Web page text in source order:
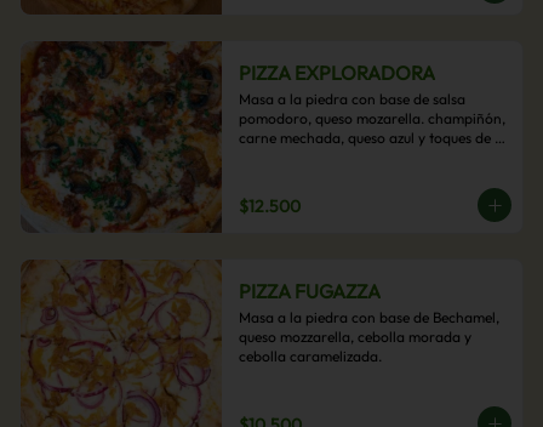
PIZZA EXPLORADORA
Masa a la piedra con base de salsa
pomodoro, queso mozarella. champiñón,
carne mechada, queso azul y toques de
$12.500
PIZZA FUGAZZA
Masa a la piedra con base de Bechamel,
queso mozzarella, cebolla morada y
cebolla caramelizada.